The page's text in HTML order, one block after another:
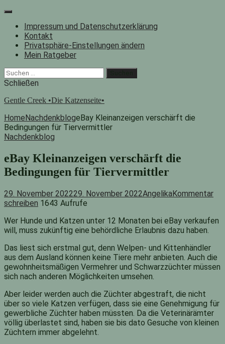
Zum
springenImpressum und Datenschutzerklärung
Kontakt
Privatsphäre-Einstellungen ändern
Mein Ratgeber
Facebook
Instagram
"Suche"-
Button
Suchen
nach:
Schließen
Gentle Creek •Die Katzenseite•
HomeNachdenkblogeBay Kleinanzeigen verschärft die
Bedingungen für Tiervermittler
Nachdenkblog
eBay Kleinanzeigen verschärft die
Bedingungen für Tiervermittler
29. November 202229. November 2022AngelikaKommentar
schreiben 1643 Aufrufe
Wer Hunde und Katzen unter 12 Monaten bei eBay verkaufen
will, muss zukünftig eine behördliche Erlaubnis dazu haben.
Das liest sich erstmal gut, denn Welpen- und Kittenhändler
aus dem Ausland können keine Tiere mehr anbieten. Auch die
gewohnheitsmäßigen Vermehrer und Schwarzzüchter müssen
sich nach anderen Möglichkeiten umsehen.
Aber leider werden auch die Züchter abgestraft, die nicht
über so viele Katzen verfügen, dass sie eine Genehmigung für
gewerbliche Züchter haben müssten. Da die Veterinärämter
völlig überlastet sind, haben sie bis dato Gesuche von kleinen
Züchtern immer abgelehnt.